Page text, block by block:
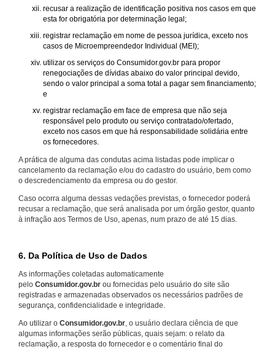
recusar a realização de identificação positiva nos casos em que
esta for obrigatória por determinação legal;
registrar reclamação em nome de pessoa jurídica, exceto nos
casos de Microempreendedor Individual (MEI);
utilizar os serviços do Consumidor.gov.br para propor
renegociações de dívidas abaixo do valor principal devido,
sendo o valor principal a soma total a pagar sem financiamento;
e
registrar reclamação em face de empresa que não seja
responsável pelo produto ou serviço contratado/ofertado,
exceto nos casos em que há responsabilidade solidária entre
os fornecedores.
A prática de alguma das condutas acima listadas pode implicar o
cancelamento da reclamação e/ou do cadastro do usuário, bem como
o descredenciamento da empresa ou do gestor.
Caso ocorra alguma dessas vedações previstas, o fornecedor poderá
recusar a reclamação, que será analisada por um órgão gestor, quanto
à infração aos Termos de Uso, apenas, num prazo de até 15 dias.
6. Da Política de Uso de Dados
As informações coletadas automaticamente
pelo Consumidor.gov.br ou fornecidas pelo usuário do site são
registradas e armazenadas observados os necessários padrões de
segurança, confidencialidade e integridade.
Ao utilizar o Consumidor.gov.br , o usuário declara ciência de que
algumas informações serão públicas, quais sejam: o relato da
reclamação, a resposta do fornecedor e o comentário final do